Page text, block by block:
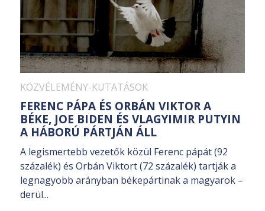
KÖZVÉLEMÉNY-KUTATÁSOK
FERENC PÁPA ÉS ORBÁN VIKTOR A
BÉKE, JOE BIDEN ÉS VLAGYIMIR PUTYIN
A HÁBORÚ PÁRTJÁN ÁLL
A legismertebb vezetők közül Ferenc pápát (92
százalék) és Orbán Viktort (72 százalék) tartják a
legnagyobb arányban békepártinak a magyarok –
derül...